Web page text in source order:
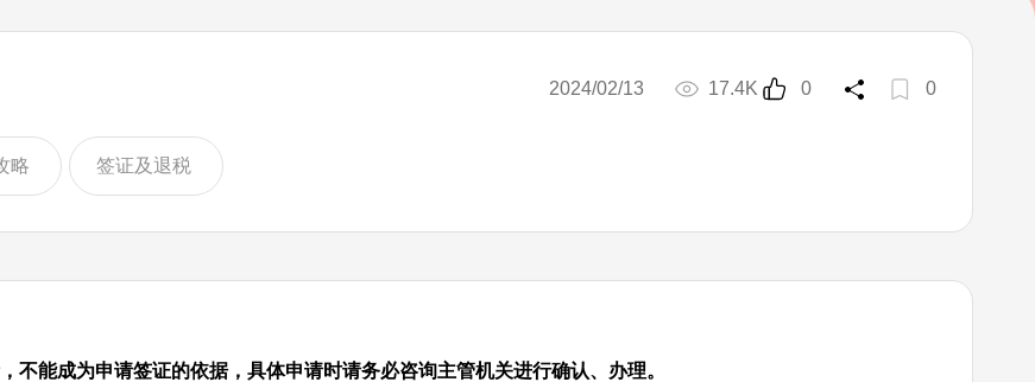
2024/02/13 17.4K 0 0
略 签证及退税
不能成为申请签证的依据，具体申请时请务必咨询主管机关进行确认、办理。